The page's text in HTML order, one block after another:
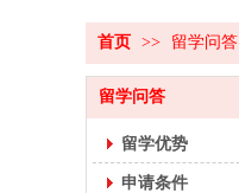
首页 >> 留学问答
留学问答
留学优势
申请条件